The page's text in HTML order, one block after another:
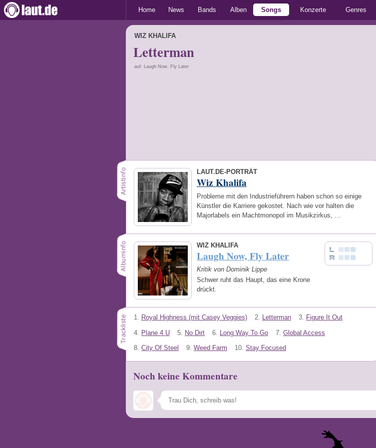
Home News Bands Alben Songs Konzerte Genres
WIZ KHALIFA
Letterman
auf: Laugh Now, Fly Later
LAUT.DE-PORTRÄT
Wiz Khalifa
Probleme mit den Industrieführern haben schon so einige
Künstler die Karriere gekostet. Nach wie vor halten die
Majorlabels ein Machtmonopol im Musikzirkus, …
WIZ KHALIFA
Laugh Now, Fly Later
Kritik von Dominik Lippe
Schwer ruht das Haupt, das eine Krone
drückt.
1. Royal Highness (mit Casey Veggies) 2. Letterman 3. Figure It Out
4. Plane 4 U 5. No Dirt 6. Long Way To Go 7. Global Access
8. City Of Steel 9. Weed Farm 10. Stay Focused
Noch keine Kommentare
Speichern